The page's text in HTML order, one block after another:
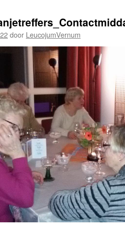
door LeucojumVernum